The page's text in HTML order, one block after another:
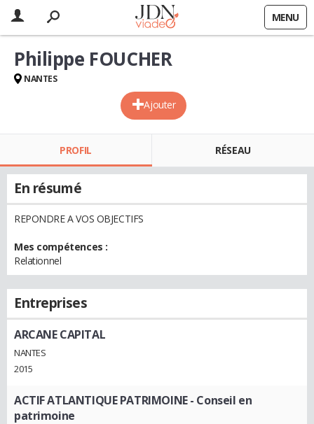
MENU
Ajouter
Philippe FOUCHER
NANTES
PROFIL RÉSEAU
En résumé
REPONDRE A VOS OBJECTIFS
Mes compétences :
Relationnel
Entreprises
ARCANE CAPITAL
NANTES
2015
ACTIF ATLANTIQUE PATRIMOINE- Conseil en
patrimoine